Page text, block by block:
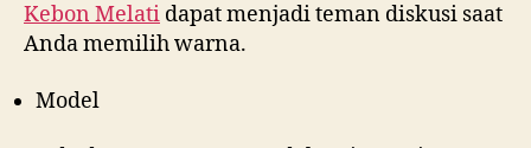
Kebon Melati dapat menjadi teman diskusi saat
Anda memilih warna.
Model